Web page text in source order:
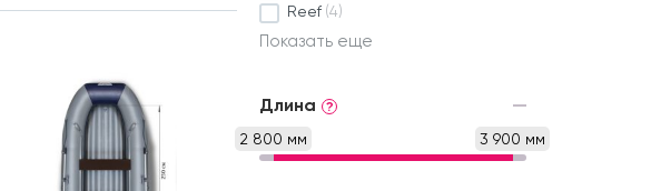
Reef (4)
Показать еще
Длина ?
2 800 мм 3 900 мм